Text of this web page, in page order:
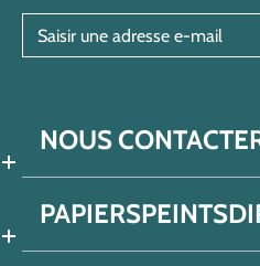
NOUS